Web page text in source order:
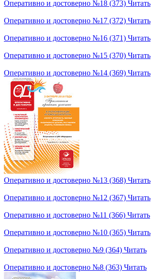
Оперативно и достоверно №18 (373) Читать
Оперативно и достоверно №17 (372) Читать
Оперативно и достоверно №16 (371) Читать
Оперативно и достоверно №15 (370) Читать
Оперативно и достоверно №14 (369) Читать
Оперативно и достоверно №13 (368) Читать
Оперативно и достоверно №12 (367) Читать
Оперативно и достоверно №11 (366) Читать
Оперативно и достоверно №10 (365) Читать
Оперативно и достоверно №9 (364) Читать
Оперативно и достоверно №8 (363) Читать